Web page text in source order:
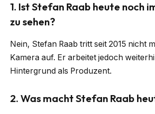
1. Ist Stefan Raab heute noch
zu sehen?
Nein, Stefan Raab tritt seit 2015 nicht
Kamera auf. Er arbeitet jedoch
Hintergrund als Produzent.
2. Was macht Stefan Raab